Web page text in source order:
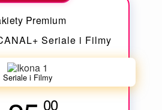
Premium
Seriale i Filmy
Seriale i Filmy
00